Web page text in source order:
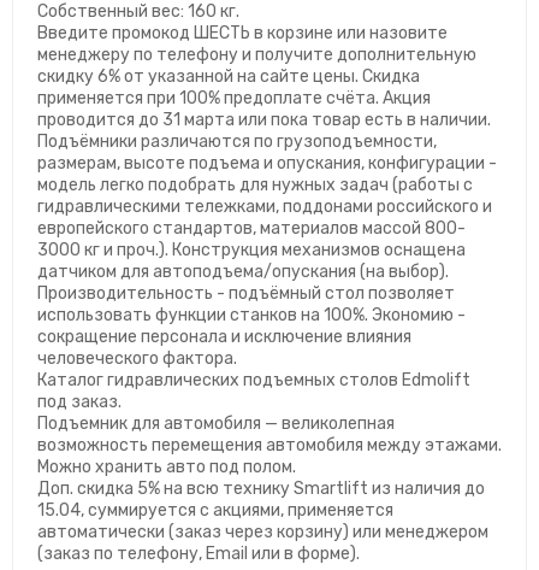
Собственный вес: 160 кг.
Введите промокод ШЕСТЬ в корзине или назовите
менеджеру по телефону и получите дополнительную
скидку 6% от указанной на сайте цены. Скидка
применяется при 100% предоплате счёта. Акция
проводится до 31 марта или пока товар есть в наличии.
Подъёмники различаются по грузоподъемности,
размерам, высоте подъема и опускания, конфигурации -
модель легко подобрать для нужных задач (работы с
гидравлическими тележками, поддонами российского и
европейского стандартов, материалов массой 800-
3000 кг и проч.). Конструкция механизмов оснащена
датчиком для автоподъема/опускания (на выбор).
Производительность - подъёмный стол позволяет
использовать функции станков на 100%. Экономию -
сокращение персонала и исключение влияния
человеческого фактора.
Каталог гидравлических подъемных столов Edmolift
под заказ.
Подъемник для автомобиля — великолепная
возможность перемещения автомобиля между этажами.
Можно хранить авто под полом.
Доп. скидка 5% на всю технику Smartlift из наличия до
15.04, суммируется с акциями, применяется
автоматически (заказ через корзину) или менеджером
(заказ по телефону, Email или в форме).